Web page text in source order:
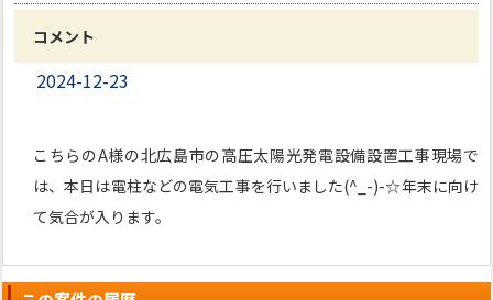
コメント
2024-12-23
こちらのA様の北広島市の高圧太陽光発電設備設置工事現場で
は、本日は電柱などの電気工事を行いました(^_-)-☆年末に向け
て気合が入ります。